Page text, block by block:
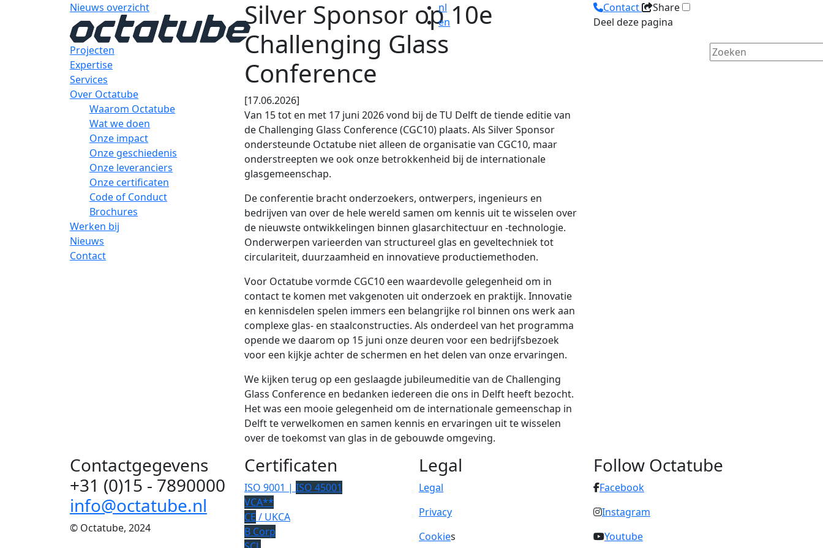
nl
en
Projecten
Expertise
Services
Over Octatube
Waarom Octatube
Wat we doen
Onze impact
Onze geschiedenis
Onze leveranciers
Onze certificaten
Code of Conduct
Brochures
Werken bij
Nieuws
Contact
Nieuws overzicht
Silver Sponsor op 10e
Challenging Glass
Conference
[17.06.2026]
Van 15 tot en met 17 juni 2026 vond bij de TU Delft de tiende editie van
de Challenging Glass Conference (CGC10) plaats. Als Silver Sponsor
ondersteunde Octatube niet alleen de organisatie van CGC10, maar
onderstreepten we ook onze betrokkenheid bij de internationale
glasgemeenschap.
De conferentie bracht onderzoekers, ontwerpers, ingenieurs en
bedrijven van over de hele wereld samen om kennis uit te wisselen over
de nieuwste ontwikkelingen binnen glasarchitectuur en -technologie.
Onderwerpen varieerden van structureel glas en geveltechniek tot
circulariteit, duurzaamheid en innovatieve productiemethoden.
Voor Octatube vormde CGC10 een waardevolle gelegenheid om in
contact te komen met vakgenoten uit onderzoek en praktijk. Innovatie
en kennisdelen spelen immers een belangrijke rol binnen ons werk aan
complexe glas- en staalconstructies. Als onderdeel van het programma
opende we daarom op 15 juni onze deuren voor een bedrijfsbezoek
voor een kijkje achter de schermen en het delen van onze ervaringen.
We kijken terug op een geslaagde jubileumeditie van de Challenging
Glass Conference en bedanken iedereen die ons in Delft heeft bezocht.
Het was een mooie gelegenheid om de internationale gemeenschap in
Delft te verwelkomen en samen kennis en ervaringen uit te wisselen
over de toekomst van glas in de gebouwde omgeving.
Contact
Share
Deel deze pagina
Contactgegevens
+31 (0)15 - 7890000
info@octatube.nl
© Octatube, 2024
Certificaten
ISO 9001 | ISO 45001
VCA**
CE / UKCA
B Corp
Legal
Legal
Privacy
Cookies
Follow Octatube
Facebook
Instagram
Youtube